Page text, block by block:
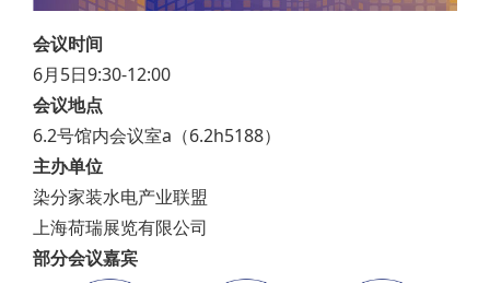
会议时间
6月5日9:30-12:00
会议地点
6.2号馆内会议室a（6.2h5188）
主办单位
染分家装水电产业联盟
上海荷瑞展览有限公司
部分会议嘉宾